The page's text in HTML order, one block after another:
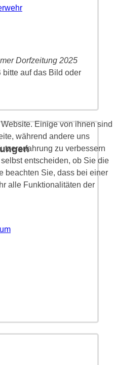
Dorfzeitung 2025
auf das Bild oder
Einige von ihnen sind
während andere uns
zu verbessern
entscheiden, ob Sie die
beachten Sie, dass bei einer
alle Funktionalitäten der